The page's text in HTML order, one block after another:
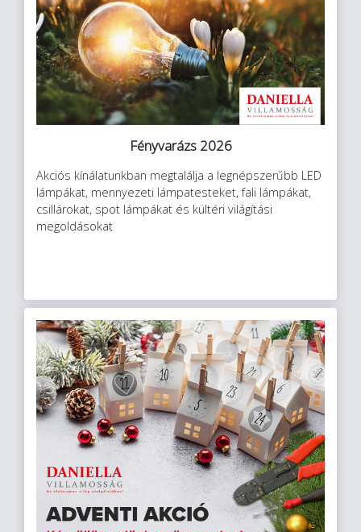
Fényvarázs 2026
Akciós kínálatunkban megtalálja a legnépszerűbb LED
lámpákat, mennyezeti lámpatesteket, fali lámpákat,
csillárokat, spot lámpákat és kültéri világítási
megoldásokat